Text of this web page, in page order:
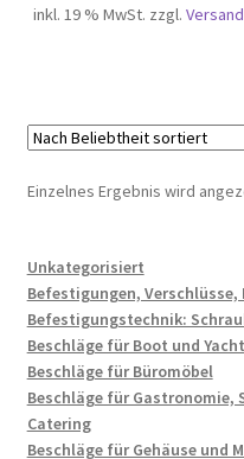
inkl. 19 % MwSt. zzgl.
Einzelnes Ergebnis wird
Unkategorisiert
Befestigungen, Verschlüsse,
Befestigungstechnik:
Beschläge für Boot und Yacht
Beschläge für Büromöbel
Beschläge für Gastronomie,
Catering
Beschläge für Gehäuse und